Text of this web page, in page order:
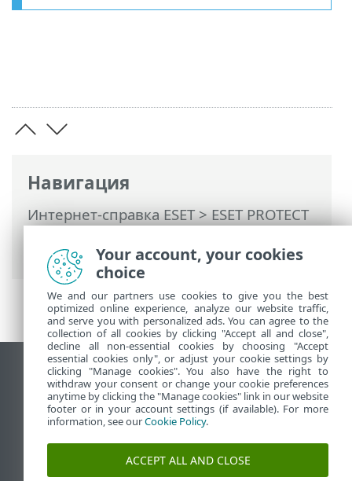
Навигация
Интернет-справка ESET>ESET PROTECT
виртуального устройства ESET PROTECT
Использовать сайт для ПК
End of Life
База знаний ESET
ESET Status Portal
Региональная поддержка
Your account, your cookies
choice
We and our partners use cookies to give you the best
optimized online experience, analyze our website traffic,
and serve you with personalized ads. You can agree to the
collection of all cookies by clicking "Accept all and close",
decline all non-essential cookies by choosing "Accept
essential cookies only", or adjust your cookie settings by
clicking "Manage cookies". You also have the right to
withdraw your consent or change your cookie preferences
anytime by clicking the "Manage cookies" link in our website
footer or in your account settings (if available). For more
information, see ourCookie Policy.
ACCEPT ALL AND CLOSE